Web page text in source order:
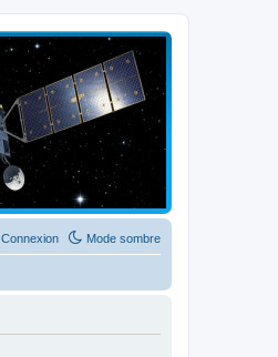
Mode sombre
Connexion